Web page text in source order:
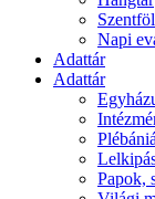
Napi
Adattár
Adattár
Papok,